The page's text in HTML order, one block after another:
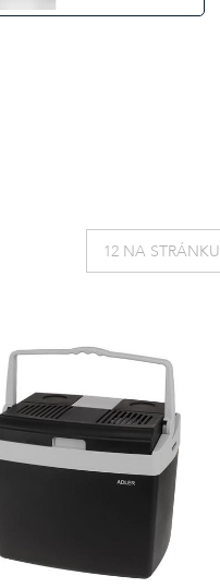
12 NA STRÁNKU